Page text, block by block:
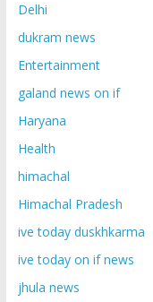
Delhi
dukram news
Entertainment
galand news on if
Haryana
Health
himachal
Himachal Pradesh
ive today duskhkarma
ive today on if news
jhula news